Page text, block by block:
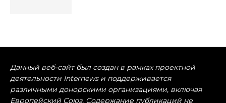
Данный веб-сайт был создан в рамках проектной
деятельности Internews и поддерживается
различными донорскими организациями, включая
Европейский Союз. Содержание публикаций не